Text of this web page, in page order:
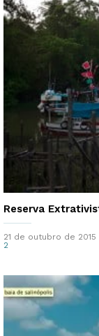
Reserva
21 de outubro de 2015
2